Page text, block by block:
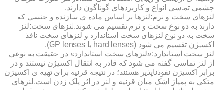
چشمی تماسی انواع و کاربردهای گوناگون دارند.
لنزهای سخت و نرم:لنزها بر اساس ماده ی سازنده و جنسی که
دارند به دو نوع سخت و نرم تقسیم می شوند.لنزهای سخت:لنز
سخت به دو نوع لنزهای سخت استاندارد و لنزهای سخت نافذ
اکسیژن تقسیم می شود (hard lenses یا GP lenses).
لنز سخت استاندارد:«لنزهای سخت استاندارد» در حقیقت به نوعی
از لنز تماسی گفته می شود که قادر به انتقال اکسیژن نیستند و در
برابر اکسیژن نفوذناپذیر هستند؛ در نتیجه قرنیه برای تهیه ی اکسیژن
متکی به پمپاژ اشک میان قرنیه و لنز در اثر پلک زدن است.لنزهای